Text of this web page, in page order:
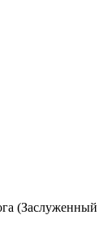
(Заслуженный